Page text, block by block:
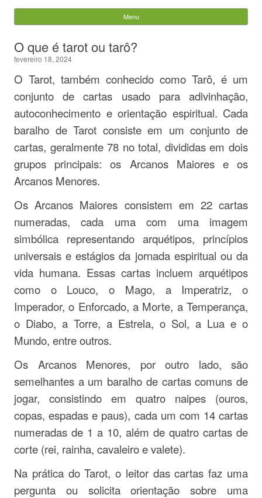
Evandro Legramonte
por:
Menu
O que é tarot ou tarô?
fevereiro 18, 2024
O Tarot, também conhecido como Tarô, é um
conjunto de cartas usado para adivinhação,
autoconhecimento e orientação espiritual. Cada
baralho de Tarot consiste em um conjunto de
cartas, geralmente 78 no total, divididas em dois
grupos principais: os Arcanos Maiores e os
Arcanos Menores.
Os Arcanos Maiores consistem em 22 cartas
numeradas, cada uma com uma imagem
simbólica representando arquétipos, princípios
universais e estágios da jornada espiritual ou da
vida humana. Essas cartas incluem arquétipos
como o Louco, o Mago, a Imperatriz, o
Imperador, o Enforcado, a Morte, a Temperança,
o Diabo, a Torre, a Estrela, o Sol, a Lua e o
Mundo, entre outros.
Os Arcanos Menores, por outro lado, são
semelhantes a um baralho de cartas comuns de
jogar, consistindo em quatro naipes (ouros,
copas, espadas e paus), cada um com 14 cartas
numeradas de 1 a 10, além de quatro cartas de
corte (rei, rainha, cavaleiro e valete).
Na prática do Tarot, o leitor das cartas faz uma
pergunta ou solicita orientação sobre uma